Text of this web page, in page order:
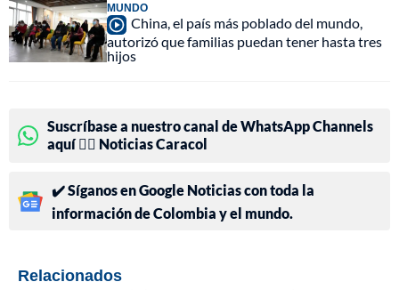
MUNDO
China, el país más poblado del mundo,
autorizó que familias puedan tener hasta tres
hijos
Suscríbase a nuestro canal de WhatsApp Channels
aquí 👉🏻 Noticias Caracol
✔️ Síganos en Google Noticias con toda la
información de Colombia y el mundo.
Relacionados